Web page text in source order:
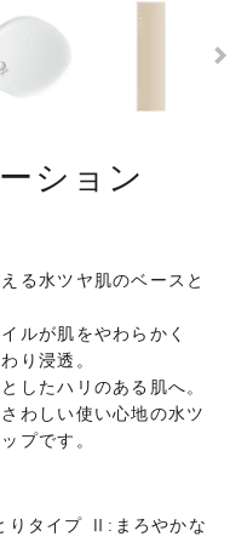
ション
る水ツヤ肌のベースと
ルが肌をやわらかく
り浸透。
したハリのある肌へ。
わしい使い心地の水ツ
プです。
りタイプ Ⅱ:まろやかな